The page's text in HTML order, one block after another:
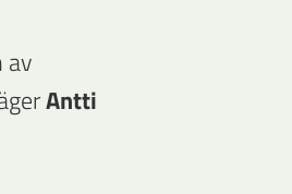
av
Antti